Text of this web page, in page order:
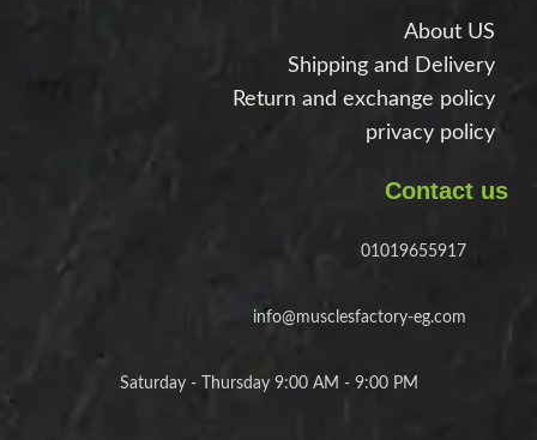
About US
Shipping and Delivery
Return and exchange policy
privacy policy
Contact us
01019655917
info@musclesfactory-eg.com
Saturday - Thursday 9:00 AM - 9:00 PM